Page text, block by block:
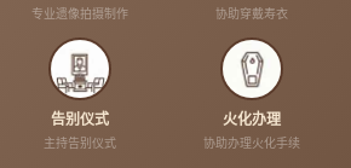
专业遗像拍摄制作 协助穿戴寿衣
告别仪式
主持告别仪式
火化办理
协助办理火化手续